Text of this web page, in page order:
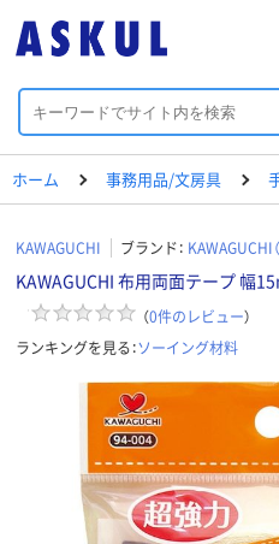
ホーム 事務用品/文房具
KAWAGUCHI ブランド： KAWAGUCHI
KAWAGUCHI 布用両面テープ 幅
（0件のレビュー）
ランキングを見る：ソーイング材料